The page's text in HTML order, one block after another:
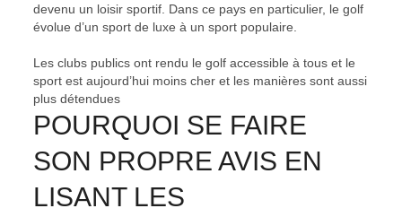
devenu un loisir sportif. Dans ce pays en particulier, le golf
évolue d’un sport de luxe à un sport populaire.
Les clubs publics ont rendu le golf accessible à tous et le
sport est aujourd’hui moins cher et les manières sont aussi
plus détendues
POURQUOI SE FAIRE
SON PROPRE AVIS EN
LISANT LES